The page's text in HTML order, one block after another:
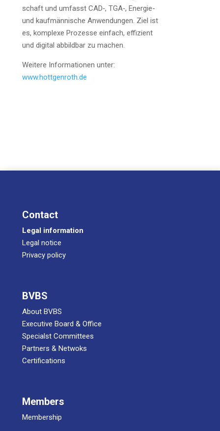
schaft und umfasst CAD‑, TGA‑, Ener­gie-
und kauf­män­ni­sche Anwen­dun­gen. Ziel ist
es, kom­ple­xe Pro­zes­se ein­fach, effi­zi­ent
und digi­tal abbild­bar zu machen.
Wei­te­re Infor­ma­tio­nen unter:
www.hottgenroth.de
Cont­act
Legal infor­ma­ti­on
Legal noti­ce
Pri­va­cy policy
BVBS
About BVBS
Exe­cu­ti­ve Board & Office
Spe­cialst Committees
Part­ners & Netwoks
Certifications
Mem­bers
Mem­ber­ship